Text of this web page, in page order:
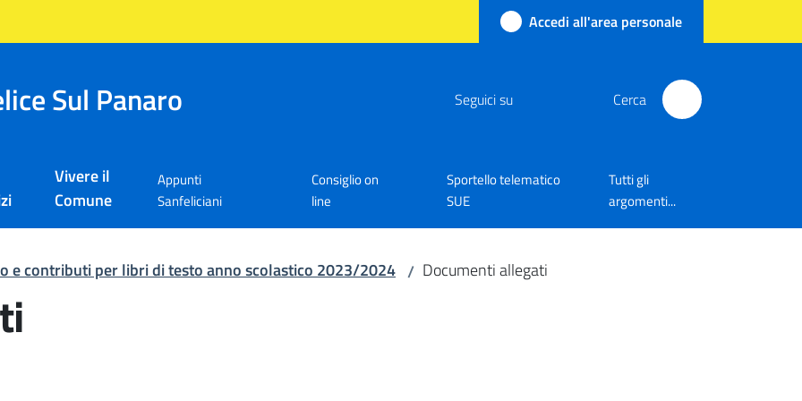
Accedi all'area personale
Sul Panaro Seguici su Cerca
Vivere il
Comune
Appunti
Sanfeliciani
Consiglio on
line
Sportello telematico
SUE
Tutti gli
argomenti...
e contributi per libri di testo anno scolastico 2023/2024 / Documenti allegati